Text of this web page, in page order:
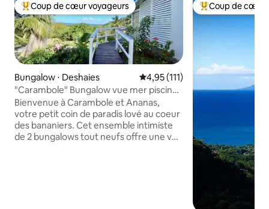
Coups de cœur voyageurs les plus appréciés
Coup de cœur voyageurs
Bungalow ⋅ Deshaies Évaluation moyenne sur la
4,95 (111)
"Carambole" Bungalow vue mer piscine
privative
Bienvenue à Carambole et Ananas,
votre petit coin de paradis lové au coeur
des bananiers. Cet ensemble intimiste
de 2 bungalows tout neufs offre une vue
Coups de cœur
Coup de cœur